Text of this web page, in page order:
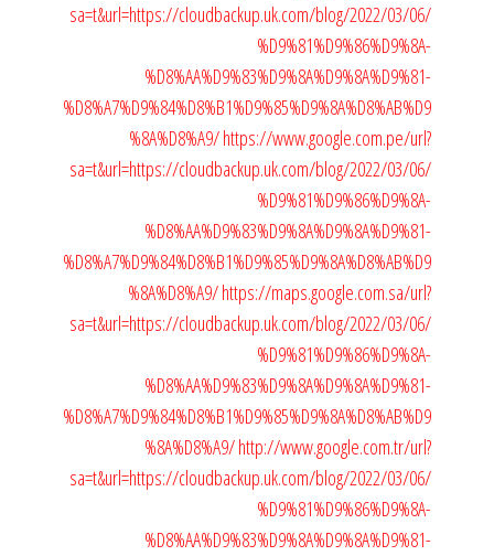
sa=t&url=https://cloudbackup.uk.com/blog/2022/03/06/
%D9%81%D9%86%D9%8A-
%D8%AA%D9%83%D9%8A%D9%8A%D9%81-
%D8%A7%D9%84%D8%B1%D9%85%D9%8A%D8%AB%D9
%8A%D8%A9/https://www.google.com.pe/url?
sa=t&url=https://cloudbackup.uk.com/blog/2022/03/06/
%D9%81%D9%86%D9%8A-
%D8%AA%D9%83%D9%8A%D9%8A%D9%81-
%D8%A7%D9%84%D8%B1%D9%85%D9%8A%D8%AB%D9
%8A%D8%A9/https://maps.google.com.sa/url?
sa=t&url=https://cloudbackup.uk.com/blog/2022/03/06/
%D9%81%D9%86%D9%8A-
%D8%AA%D9%83%D9%8A%D9%8A%D9%81-
%D8%A7%D9%84%D8%B1%D9%85%D9%8A%D8%AB%D9
%8A%D8%A9/http://www.google.com.tr/url?
sa=t&url=https://cloudbackup.uk.com/blog/2022/03/06/
%D9%81%D9%86%D9%8A-
%D8%AA%D9%83%D9%8A%D9%8A%D9%81-